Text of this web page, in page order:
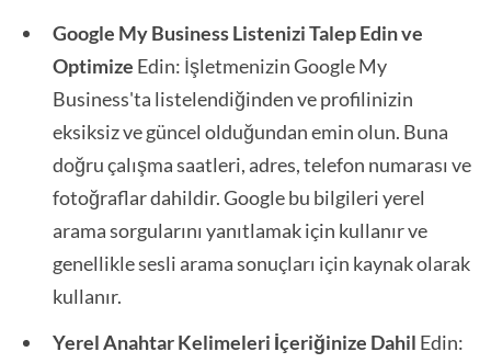
Google My Business Listenizi Talep Edin ve
Optimize Edin: İşletmenizin Google My
Business'ta listelendiğinden ve profilinizin
eksiksiz ve güncel olduğundan emin olun. Buna
doğru çalışma saatleri, adres, telefon numarası ve
fotoğraflar dahildir. Google bu bilgileri yerel
arama sorgularını yanıtlamak için kullanır ve
genellikle sesli arama sonuçları için kaynak olarak
kullanır.
Yerel Anahtar Kelimeleri İçeriğinize Dahil Edin: